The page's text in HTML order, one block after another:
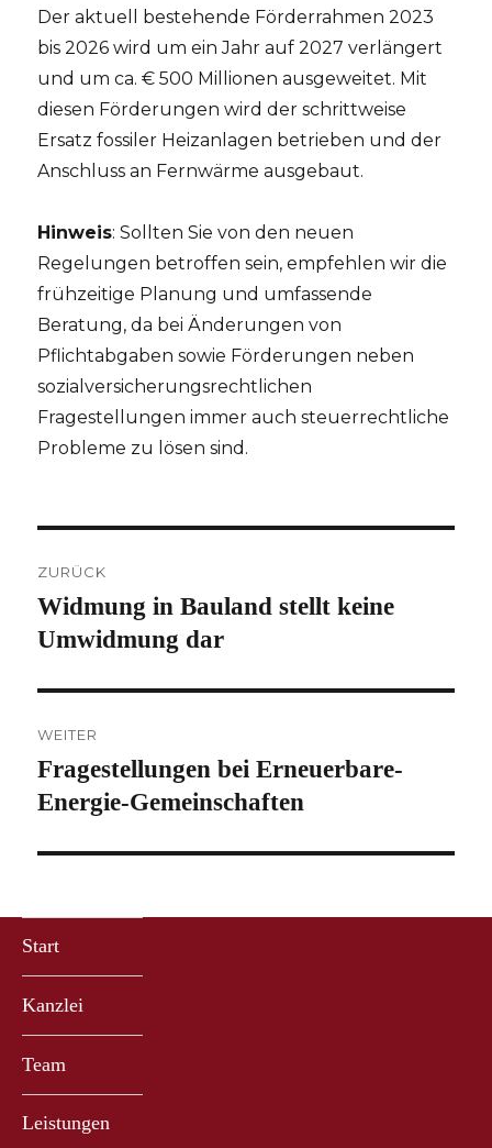
Der aktuell bestehende Förderrahmen 2023
bis 2026 wird um ein Jahr auf 2027 verlängert
und um ca. € 500 Millionen ausgeweitet. Mit
diesen Förderungen wird der schrittweise
Ersatz fossiler Heizanlagen betrieben und der
Anschluss an Fernwärme ausgebaut.
Hinweis: Sollten Sie von den neuen
Regelungen betroffen sein, empfehlen wir die
frühzeitige Planung und umfassende
Beratung, da bei Änderungen von
Pflichtabgaben sowie Förderungen neben
sozialversicherungsrechtlichen
Fragestellungen immer auch steuerrechtliche
Probleme zu lösen sind.
ZURÜCK
Vorheriger
Beitrag:
Widmung in Bauland stellt keine
Umwidmung dar
WEITER
Nächster
Beitrag:
Fragestellungen bei Erneuerbare-
Energie-Gemeinschaften
Start
Kanzlei
Team
Leistungen